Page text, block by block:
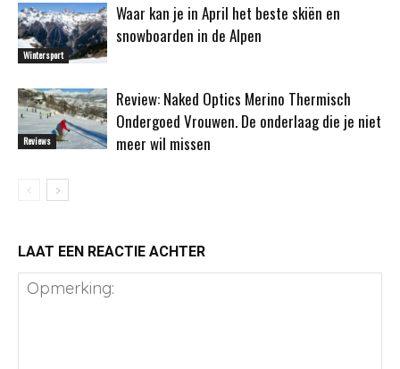
Wintersport
Waar kan je in April het beste skiën en
snowboarden in de Alpen
Reviews
Review: Naked Optics Merino Thermisch
Ondergoed Vrouwen. De onderlaag die je niet
meer wil missen
LAAT EEN REACTIE ACHTER